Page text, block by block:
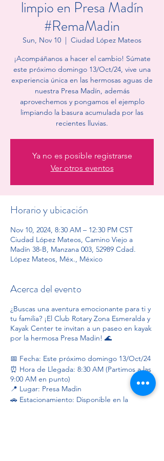
limpio en Presa Madín
#RemaMadin
Sun, Nov 10
  |
Ciudad López Mateos
¡Acompáñanos a hacer el cambio! Súmate
este próximo domingo 13/Oct/24, vive una
experiencia única en las hermosas aguas de
nuestra Presa Madín, además
aprovechemos y pongamos el ejemplo
limpiando la basura acumulada por las
recientes lluvias.
Ya no es posible registrarse
Ver otros eventos
Horario y ubicación
Nov 10, 2024, 8:30 AM – 12:30 PM CST
Ciudad López Mateos, Camino Viejo a
Madín 38-B, Manzana 003, 52989 Cdad.
López Mateos, Méx., México
Acerca del evento
¿Buscas una aventura emocionante para ti y
tu familia? ¡El Club Rotary Zona Esmeralda y
Kayak Center te invitan a un paseo en kayak
por la hermosa Presa Madin! 🌊
📅 Fecha: Este próximo domingo 13/Oct/24
⏰ Hora de Llegada: 8:30 AM (Partimos a las
9:00 AM en punto)
📍 Lugar: Presa Madin
🚗 Estacionamiento: Disponible en la